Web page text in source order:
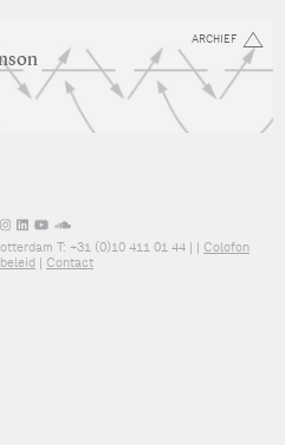
ARCHIEF
T: +31 (0)10 411 01 44 | | Colofon
| Contact